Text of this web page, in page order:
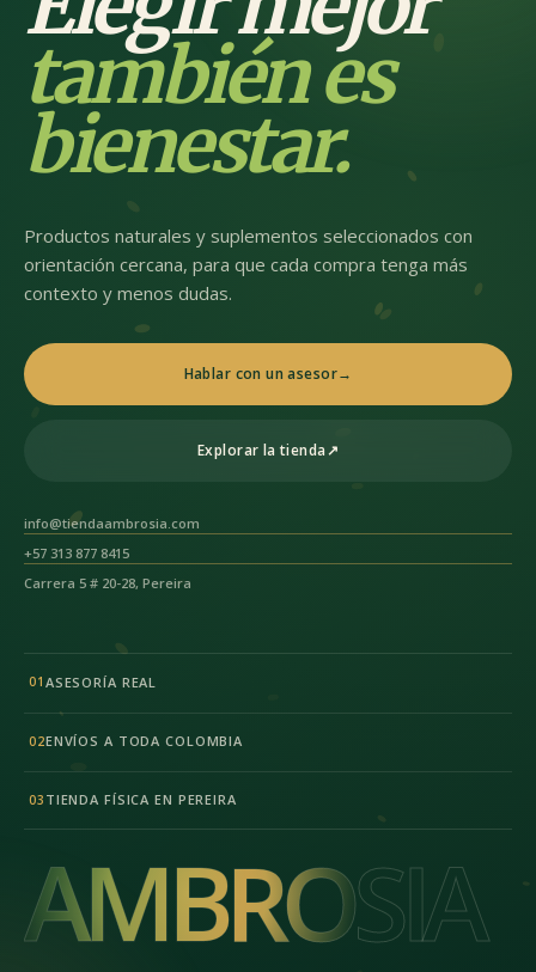
también es
bienestar.
Productos naturales y suplementos seleccionados con
orientación cercana, para que cada compra tenga más
contexto y menos dudas.
Hablar con un asesor→
Explorar la tienda↗
info@tiendaambrosia.com
+57 313 877 8415
Carrera 5 # 20-28, Pereira
01 ASESORÍA REAL
02ENVÍOS A TODA COLOMBIA
03 TIENDA FÍSICA EN PEREIRA
AMBROSIA
AMBROSIA